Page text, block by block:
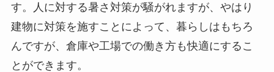
す。人に対する暑さ対策が騒がれますが、やはり
建物に対策を施すことによって、暮らしはもちろ
んですが、倉庫や工場での働き方も快適にするこ
とができます。